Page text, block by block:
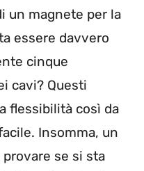
un magnete per la
essere davvero
cinque
cavi? Questi
flessibilità così da
Insomma, un
se si sta